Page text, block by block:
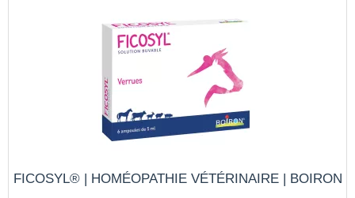
FICOSYL® | HOMÉOPATHIE VÉTÉRINAIRE | BOIRON